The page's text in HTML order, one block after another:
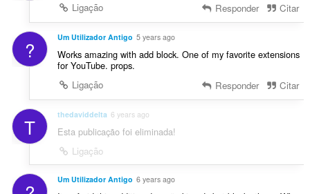
Ligação
Responder Citar
? Um Utilizador Antigo 5 years ago
Works amazing with add block. One of my favorite extensions
for YouTube. props.
Ligação
Responder Citar
T thedaviddelta 6 years ago
Esta publicação foi eliminada!
Ligação
Um Utilizador Antigo 6 years ago